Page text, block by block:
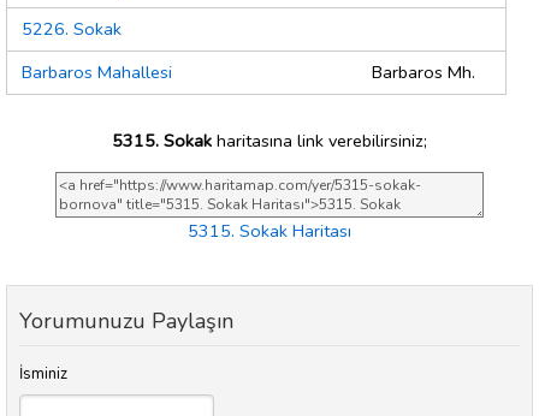
5226. Sokak
Barbaros Mahallesi
Barbaros Mh.
5315. Sokak haritasına link verebilirsiniz;
5315. Sokak Haritası
Yorumunuzu Paylaşın
İsminiz